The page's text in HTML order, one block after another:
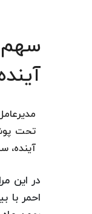
سهم
آینده به20
آینده،
در این